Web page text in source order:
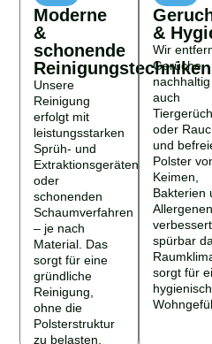
Moderne
&
schonende
Reinigungstechniken
Unsere
Reinigung
erfolgt mit
leistungsstarken
Sprüh- und
Extraktionsgeräten
oder
schonenden
Schaumverfahren
– je nach
Material. Das
sorgt für eine
gründliche
Reinigung,
ohne die
Polsterstruktur
zu belasten.
&
Wir
Gerüche
nachhaltig
auch
oder
und
Polster
Keimen,
Bakterien
verbessert
spürbar
sorgt für